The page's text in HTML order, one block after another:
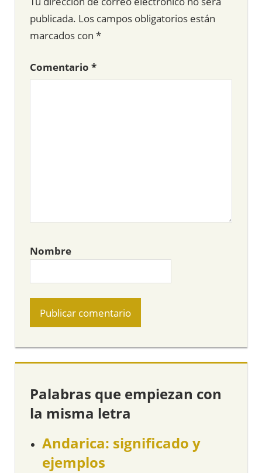
publicada. Los campos obligatorios están
marcados con *
Comentario *
Nombre
Palabras que empiezan con
la misma letra
Andarica: significado y
ejemplos